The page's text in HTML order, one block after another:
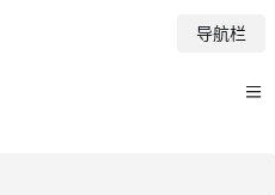
导航栏